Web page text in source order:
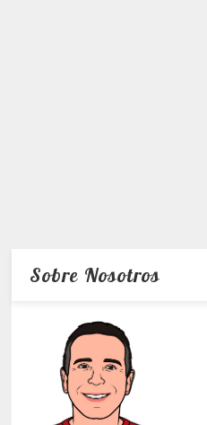
Sobre Nosotros